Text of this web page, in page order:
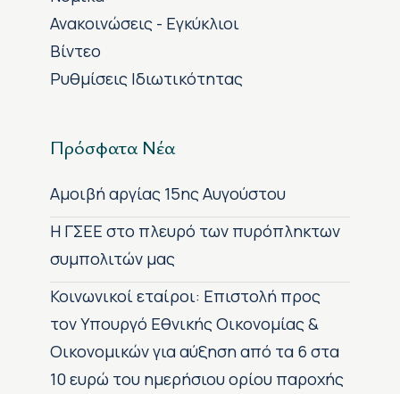
Ανακοινώσεις - Εγκύκλιοι
Βίντεο
Ρυθμίσεις Ιδιωτικότητας
Πρόσφατα Νέα
Αμοιβή αργίας 15ης Αυγούστου
H ΓΣΕΕ στο πλευρό των πυρόπληκτων
συμπολιτών μας
Κοινωνικοί εταίροι: Επιστολή προς
τον Υπουργό Εθνικής Οικονομίας &
Οικονομικών για αύξηση από τα 6 στα
10 ευρώ του ημερήσιου ορίου παροχής